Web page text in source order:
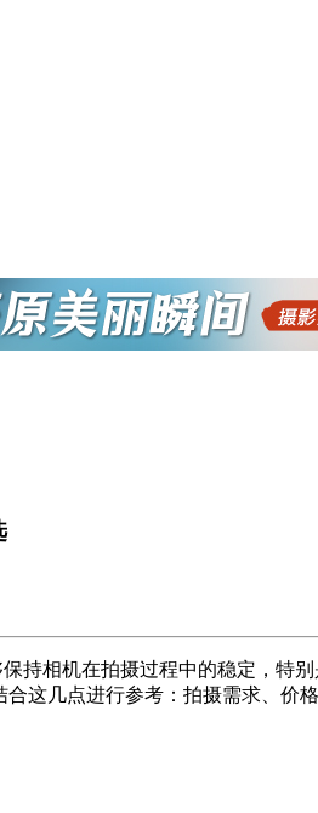
持相机在拍摄过程中的稳定，特
这几点进行参考：拍摄需求、价